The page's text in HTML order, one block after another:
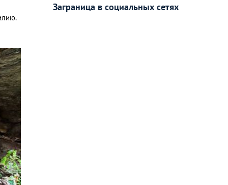
Заграница в социальных сетях